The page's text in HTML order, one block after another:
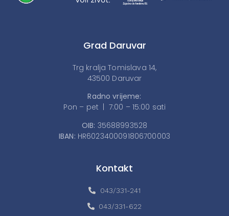
Grad Daruvar
Trg kralja Tomislava 14,
43500 Daruvar
Radno vrijeme:
Pon – pet | 7:00 – 15:00 sati
OIB: 35688993528
IBAN: HR6023400091806700003
Kontakt
043/331-241
043/331-622